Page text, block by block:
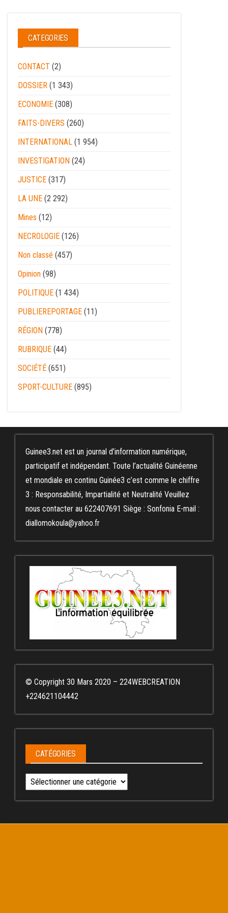
CATEGORIES
CONTACT (2)
DOSSIER (1 343)
ECONOMIE (308)
FAITS-DIVERS (260)
INTERNATIONAL (1 954)
INVESTIGATION (24)
JUSTICE (317)
LA UNE (2 292)
Mines (12)
NECROLOGIE (126)
Non classé (457)
Opinion (98)
POLITIQUE (1 434)
PUBLIEREPORTAGE (11)
RÉGION (778)
RUBRIQUE (44)
SOCIÉTÉ (651)
SPORT-CULTURE (895)
Guinee3.net est un journal d’information numérique,
participatif et indépendant. Toute l’actualité Guinéenne
et mondiale en continu Guinée3 c’est comme le chiffre
3 : Responsabilité, Impartialité et Neutralité Veuillez
nous contacter au 622407691 Siège : Sonfonia E-mail :
diallomokoula@yahoo.fr
© Copyright 30 Mars 2020 – 224WEBCREATION
+224621104442
CATÉGORIES
Catégories